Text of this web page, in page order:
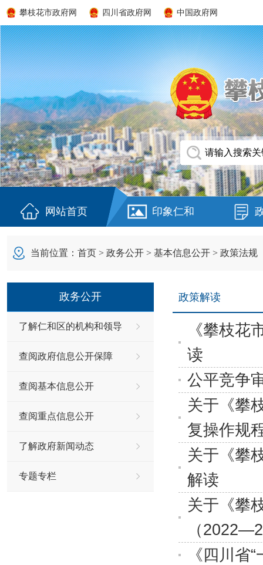
攀枝花市政府网 四川省政府网 中国政府网
网站首页 印象仁和
当前位置： 首页 > 政务公开 > 基本信息公开 > 政策法规
政务公开
了解仁和区的机构和领导
查阅政府信息公开保障
查阅基本信息公开
查阅重点信息公开
了解政府新闻动态
专题专栏
政策解读
《攀枝花
读
公平竞争
关于《攀
复操作规
关于《攀
解读
关于《攀
（
《四川省